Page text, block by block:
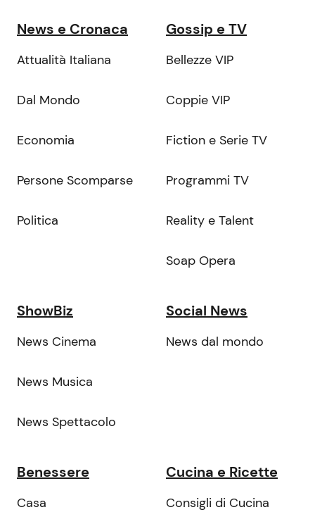
News e Cronaca
Attualità Italiana
Dal Mondo
Economia
Persone Scomparse
Politica
Gossip e TV
Bellezze VIP
Coppie VIP
Fiction e Serie TV
Programmi TV
Reality e Talent
Soap Opera
ShowBiz
News Cinema
News Musica
News Spettacolo
Social News
News dal mondo
Benessere
Casa
Cucina e Ricette
Consigli di Cucina